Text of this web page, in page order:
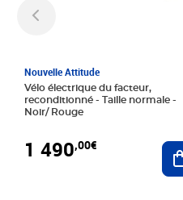
Nouvelle Attitude
Vélo électrique du facteur,
reconditionné - Taille normale -
Noir/ Rouge
1 490,00€